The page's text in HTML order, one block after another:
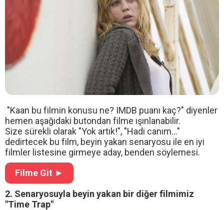
"Kaan bu filmin konusu ne? IMDB puanı kaç?" diyenler
hemen aşağıdaki butondan filme ışınlanabilir.
Size sürekli olarak "Yok artık!", "Hadi canım..."
dedirtecek bu film, beyin yakan senaryosu ile en iyi
filmler listesine girmeye aday, benden söylemesi.
Filme Git ►
2. Senaryosuyla beyin yakan bir diğer filmimiz
"Time Trap"